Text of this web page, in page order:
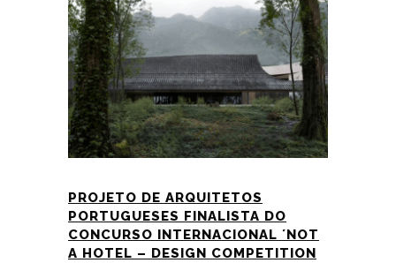
PROJETO DE ARQUITETOS
PORTUGUESES FINALISTA DO
CONCURSO INTERNACIONAL ´NOT
A HOTEL – DESIGN COMPETITION